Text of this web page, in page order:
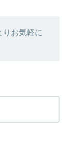
りお気軽に